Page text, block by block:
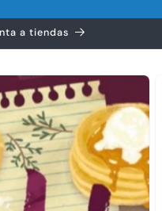
a tiendas